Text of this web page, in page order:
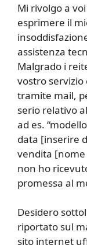
Mi rivolgo a
esprimere il
assistenza
Malgrado i
vostro
tramite mail,
serio relativo
ad es.
data [inserire
vendita [nome
non ho
promessa al
Desidero
riportato sul
sito internet